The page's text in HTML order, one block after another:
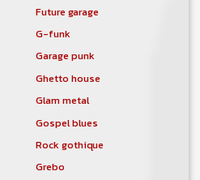
Future garage
G-funk
Garage punk
Ghetto house
Glam metal
Gospel blues
Rock gothique
Grebo